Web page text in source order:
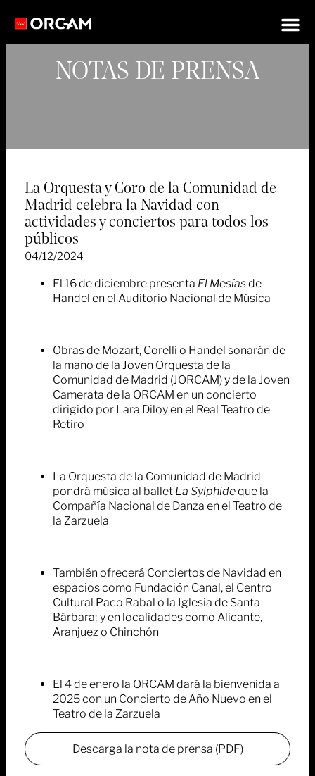
NOTAS DE PRENSA
La Orquesta y Coro de la Comunidad de
Madrid celebra la Navidad con
actividades y conciertos para todos los
públicos
04/12/2024
El 16 de diciembre presenta El Mesíasde
Handel en el Auditorio Nacional de Música
Obras de Mozart, Corelli o Handel sonarán de
la mano de la Joven Orquesta de la
Comunidad de Madrid (JORCAM) y de la Joven
Camerata de la ORCAM en un concierto
dirigido por Lara Diloy en el Real Teatro de
Retiro
La Orquesta de la Comunidad de Madrid
pondrá música al ballet La Sylphideque la
Compañía Nacional de Danza en el Teatro de
la Zarzuela
También ofrecerá Conciertos de Navidad en
espacios como Fundación Canal, el Centro
Cultural Paco Rabal o la Iglesia de Santa
Bárbara; y en localidades como Alicante,
Aranjuez o Chinchón
El 4 de enero la ORCAM dará la bienvenida a
2025 con un Concierto de Año Nuevo en el
Teatro de la Zarzuela
Descarga la nota de prensa (PDF)